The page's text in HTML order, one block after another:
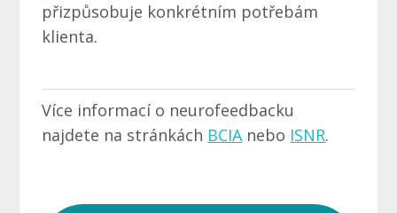
přizpůsobuje konkrétním potřebám
klienta.
Více informací o neurofeedbacku
najdete na stránkách BCIAnebo ISNR.